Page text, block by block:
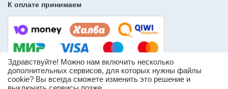
К оплате принимаем
© ООО «Слорос» – продажа мебельной фурнитуры.
Здравствуйте! Можно нам включить несколько
дополнительных сервисов, для которых нужны файлы
cookie? Вы всегда сможете изменить это решение и